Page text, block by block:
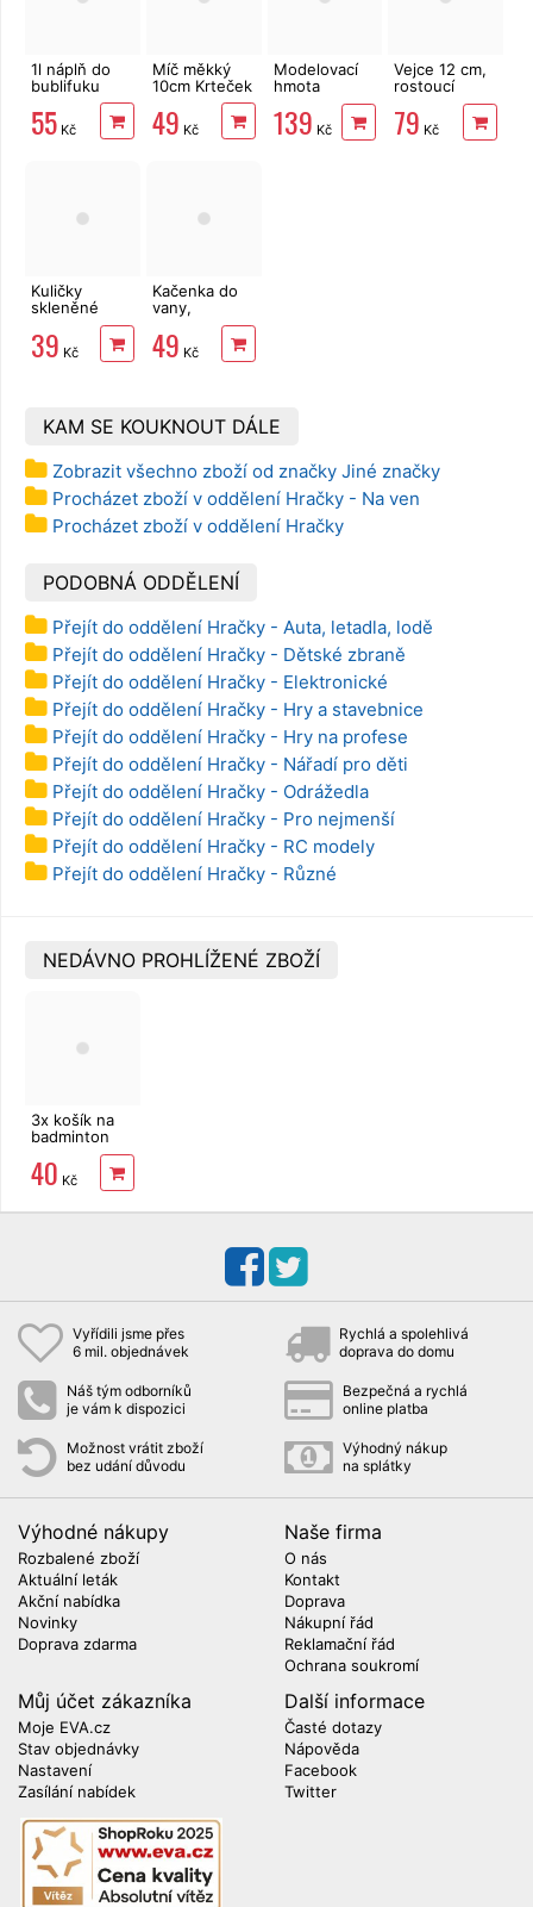
1l náplň do
bublifuku
55 Kč
Míč měkký
10cm Krteček
49 Kč
Modelovací
hmota
Monsters
Berger 18 ks
kelímků
139 Kč
Vejce 12 cm,
rostoucí
jednorožec
79 Kč
Kuličky
skleněné
39 Kč
Kačenka do
vany,
natahovací 15
cm
49 Kč
KAM SE KOUKNOUT DÁLE
Zobrazit všechno zboží od značky Jiné značky
Procházet zboží v oddělení Hračky - Na ven
Procházet zboží v oddělení Hračky
PODOBNÁ ODDĚLENÍ
Přejít do oddělení Hračky - Auta, letadla, lodě
Přejít do oddělení Hračky - Dětské zbraně
Přejít do oddělení Hračky - Elektronické
Přejít do oddělení Hračky - Hry a stavebnice
Přejít do oddělení Hračky - Hry na profese
Přejít do oddělení Hračky - Nářadí pro děti
Přejít do oddělení Hračky - Odrážedla
Přejít do oddělení Hračky - Pro nejmenší
Přejít do oddělení Hračky - RC modely
Přejít do oddělení Hračky - Různé
NEDÁVNO PROHLÍŽENÉ ZBOŽÍ
3x košík na
badminton
40 Kč
Vyřídili jsme přes
6 mil. objednávek
Rychlá a spolehlivá
doprava do domu
Náš tým odborníků
je vám k dispozici
Bezpečná a rychlá
online platba
Možnost vrátit zboží
bez udání důvodu
Výhodný nákup
na splátky
Výhodné nákupy
Rozbalené zboží
Aktuální leták
Akční nabídka
Novinky
Doprava zdarma
Naše firma
O nás
Kontakt
Doprava
Nákupní řád
Reklamační řád
Ochrana soukromí
Můj účet zákazníka
Moje EVA.cz
Stav objednávky
Nastavení
Zasílání nabídek
Další informace
Časté dotazy
Nápověda
Facebook
Twitter